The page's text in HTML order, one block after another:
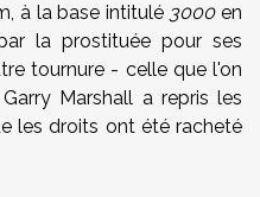
à la base intitulé 3000en
la prostituée pour ses
tournure - celle que l'on
Marshall a repris les
les droits ont été racheté